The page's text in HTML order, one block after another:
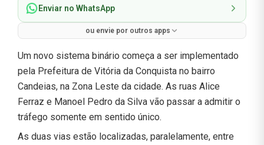
Enviar no WhatsApp
ou envie por outros apps
Um novo sistema binário começa a ser implementado
pela Prefeitura de Vitória da Conquista no bairro
Candeias, na Zona Leste da cidade. As ruas Alice
Ferraz e Manoel Pedro da Silva vão passar a admitir o
tráfego somente em sentido único.
As duas vias estão localizadas, paralelamente, entre